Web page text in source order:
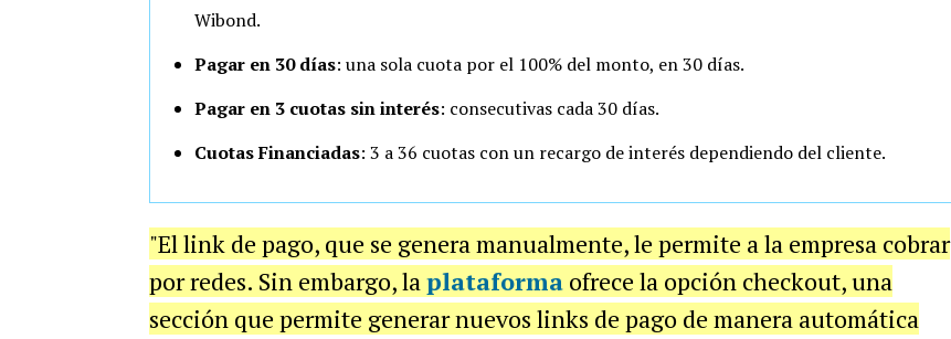
Wibond.
Pagar en 30 días: una sola cuota por el 100% del monto, en 30 días.
Pagar en 3 cuotas sin interés: consecutivas cada 30 días.
Cuotas Financiadas: 3 a 36 cuotas con un recargo de interés dependiendo del cliente.
"El link de pago, que se genera manualmente, le permite a la empresa cobrar
por redes. Sin embargo, laplataformaofrece la opción checkout, una
sección que permite generar nuevos links de pago de manera automática